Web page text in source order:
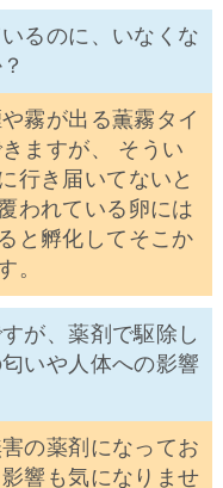
るのに、いなくな
霧が出る薫霧タイ
ますが、 そうい
行き届いてないと
われている卵には
と孵化してそこか
。
が、薬剤で駆除し
いや人体への影響
の薬剤になってお
響も気になりませ